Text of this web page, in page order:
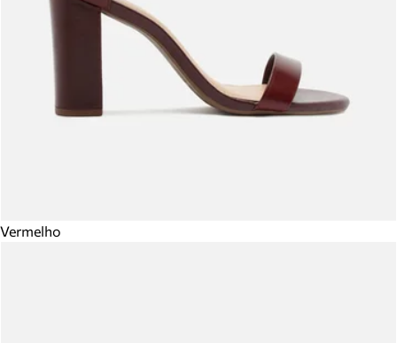
Vermelho